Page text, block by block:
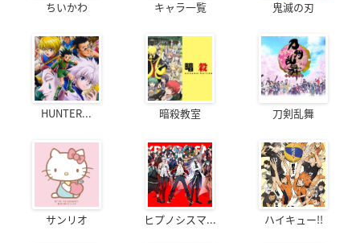
ちいかわ キャラ一覧 鬼滅の刃
HUNTER... 暗殺教室 刀剣乱舞
サンリオ ヒプノシスマ... ハイキュー!!